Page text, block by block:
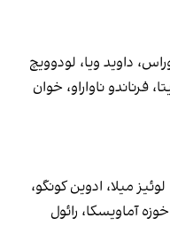
داوید ویا، لودوویچ
فرناندو ناواراو، خوان
میلا، ادوین کونگو،
آماویسکا، رائول